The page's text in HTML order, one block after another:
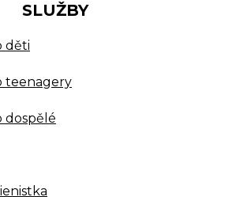
SLUŽBY
děti
teenagery
dospělé